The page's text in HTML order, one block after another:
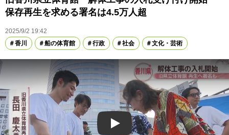
保存再生を求める署名は4.5万人超
2025/9/2 19:42
香川
船の体育館 行政 社会 文化・芸術
Play